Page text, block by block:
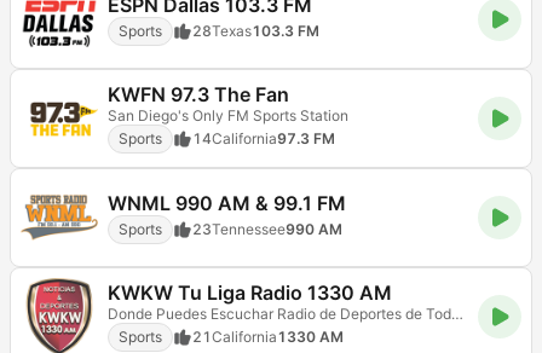
Sports 28Texas103.3 FM
KWFN 97.3 The Fan
San Diego's Only FM Sports Station
Sports
14California97.3 FM
WNML 990 AM & 99.1 FM
Sports 23Tennessee990 AM
KWKW Tu Liga Radio 1330 AM
Donde Puedes Escuchar Radio de Deportes de Todo El Mundo
Sports
21California1330 AM